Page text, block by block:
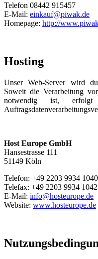
Telefon 08442 915457
E-Mail: einkauf@piwak.de
Homepage: http://
Hosting
Unser Web-Server wird
Soweit die Verarbeitung
notwendig ist,
Host Europe GmbH
Hansestrasse 111
51149 Köln
Telefon: +49 2203 9934 1040
Telefax: +49 2203 9934 1042
E-Mail: info@hosteurope.de
Website: www.hosteurope.de